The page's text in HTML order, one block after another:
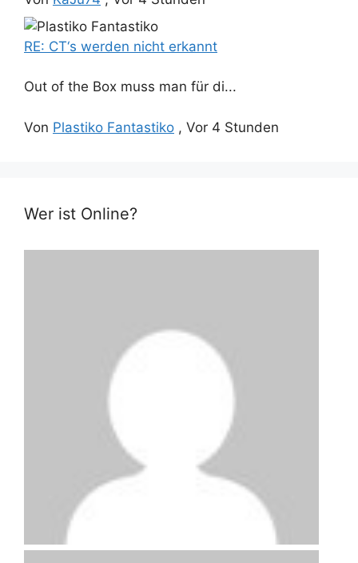
RE: CT‘s werden nicht erkannt
Out of the Box muss man für di...
Von Plastiko Fantastiko , Vor 4 Stunden
Wer ist Online?